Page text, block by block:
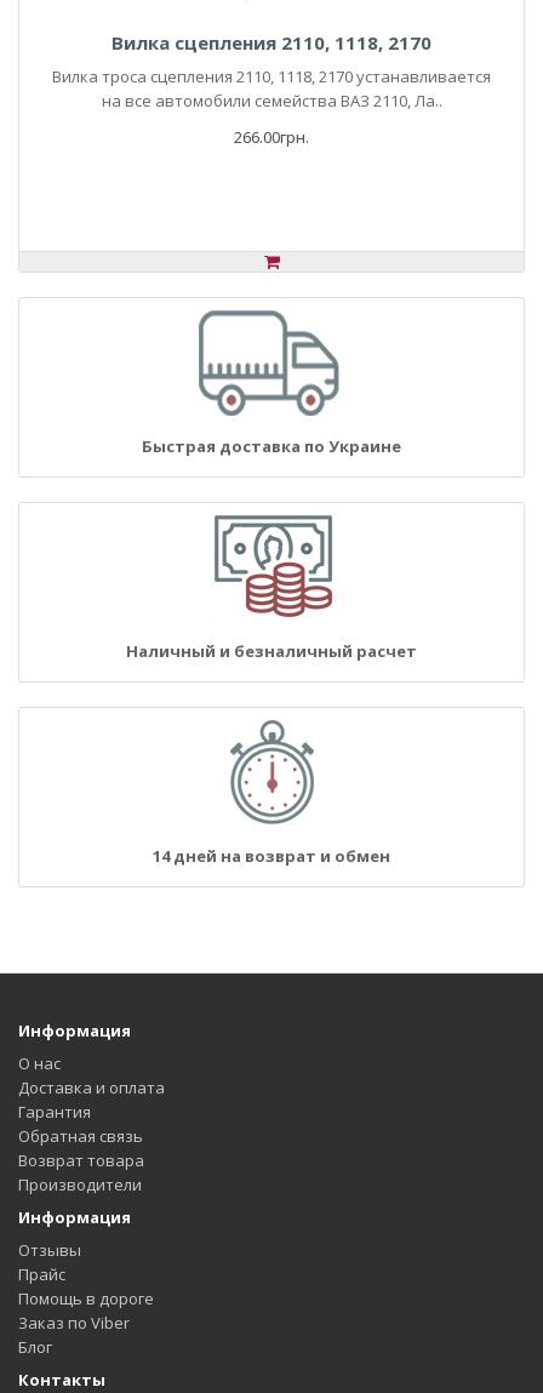
Вилка сцепления 2110, 1118, 2170
Вилка троса сцепления 2110, 1118, 2170 устанавливается
на все автомобили семейства ВАЗ 2110, Ла..
266.00грн.
Быстрая доставка по Украине
Наличный и безналичный расчет
14 дней на возврат и обмен
Информация
О нас
Доставка и оплата
Гарантия
Обратная связь
Возврат товара
Производители
Информация
Отзывы
Прайс
Помощь в дороге
Заказ по Viber
Блог
Контакты